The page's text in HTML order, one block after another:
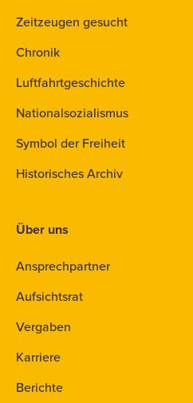
Zeitzeugen gesucht
Chronik
Luftfahrtgeschichte
Nationalsozialismus
Symbol der Freiheit
Historisches Archiv
Über uns
Ansprechpartner
Aufsichtsrat
Vergaben
Karriere
Berichte